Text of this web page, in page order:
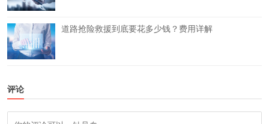
道路抢险救援到底要花多少钱？费用详解
评论